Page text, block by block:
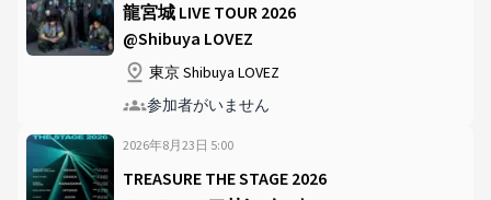
龍宮城 LIVE TOUR 2026
@Shibuya LOVEZ
東京 Shibuya LOVEZ
参加者がいません
2026年8月23日 5:00
TREASURE THE STAGE 2026